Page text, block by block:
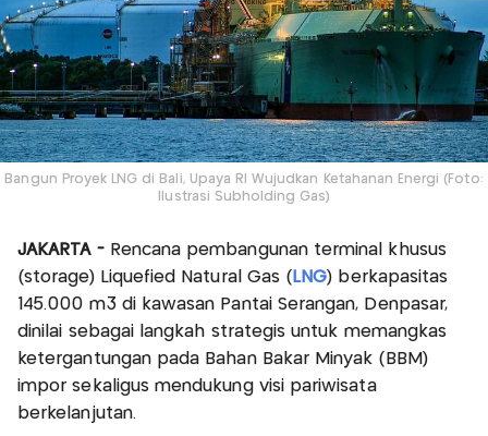
Bangun Proyek LNG di Bali, Upaya RI Wujudkan Ketahanan Energi (Foto:
Ilustrasi Subholding Gas)
JAKARTA -Rencana pembangunan terminal khusus
(storage) Liquefied Natural Gas ( LNG) berkapasitas
145.000 m3 di kawasan Pantai Serangan, Denpasar,
dinilai sebagai langkah strategis untuk memangkas
ketergantungan pada Bahan Bakar Minyak (BBM)
impor sekaligus mendukung visi pariwisata
berkelanjutan.